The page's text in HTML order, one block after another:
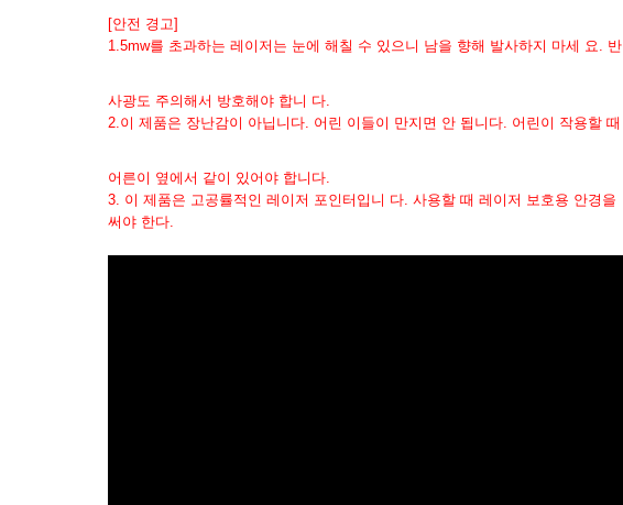
[안전 경고]
1. 5mw를 초과하는 레이저는 눈에 해칠 수 있으니 남을 향해 발사하지 마세 요. 반
사광도 주의해서 방호해야 합니 다.
2. 이 제품은 장난감이 아닙니다. 어린 이들이 만지면 안 됩니다. 어린이 작용할 때
어른이 옆에서 같이 있어야 합니다.
3. 이 제품은 고공률적인 레이저 포인터입니 다. 사용할 때 레이저 보호용 안경을
써야 한다.